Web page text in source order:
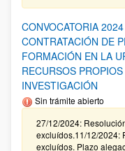
CONVOCATORIA
CONTRATACIÓN DE
FORMACIÓN EN LA
RECURSOS
INVESTIGACIÓN
Sin trámite abierto
27/12/2024:
excluídos.11/12/2024:
excluídos. Plazo